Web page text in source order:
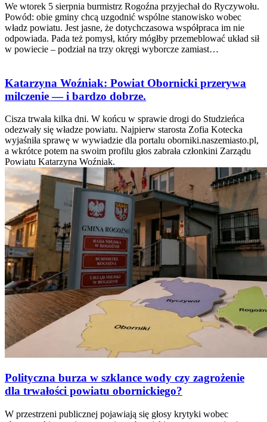
We wtorek 5 sierpnia burmistrz Rogoźna przyjechał do Ryczywołu.
Powód: obie gminy chcą uzgodnić wspólne stanowisko wobec
władz powiatu. Jest jasne, że dotychczasowa współpraca im nie
odpowiada. Pada też pomysł, który mógłby przemeblować układ sił
w powiecie – podział na trzy okręgi wyborcze zamiast…
Katarzyna Woźniak: Powiat Obornicki przerywa
milczenie — i bardzo dobrze.
Cisza trwała kilka dni. W końcu w sprawie drogi do Studzieńca
odezwały się władze powiatu. Najpierw starosta Zofia Kotecka
wyjaśniła sprawę w wywiadzie dla portalu oborniki.naszemiasto.pl,
a wkrótce potem na swoim profilu głos zabrała członkini Zarządu
Powiatu Katarzyna Woźniak.
Polityczna burza w szklance wody czy zagrożenie
dla trwałości powiatu obornickiego?
W przestrzeni publicznej pojawiają się głosy krytyki wobec